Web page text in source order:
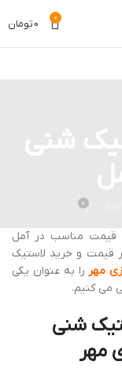
0
0تومان
0
قیمت مناسب در آمل
قیمت و خرید لاستیک
مهر را به عنوان یکی
می کنیم.
شنی
مهر